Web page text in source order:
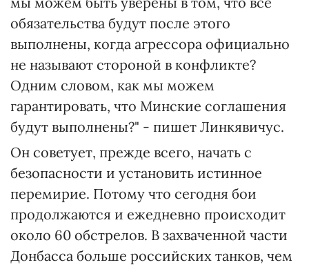
обязательства будут после этого
выполнены, когда агрессора официально
не называют стороной в конфликте?
Одним словом, как мы можем
гарантировать, что Минские соглашения
будут выполнены?" - пишет Линкявичус.
Он советует, прежде всего, начать с
безопасности и установить истинное
перемирие. Потому что сегодня бои
продолжаются и ежедневно происходит
около 60 обстрелов. В захваченной части
Донбасса больше российских танков, чем